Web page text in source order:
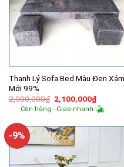
Thanh Lý Sofa Bed Màu Đen Xám
Mới 99%
2,900,000₫ Giá
gốc
là:
2,100,000₫Giá
hiện
tại
Còn hàng - Giao nhanh
-9%